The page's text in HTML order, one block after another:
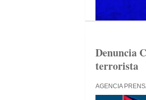
Denuncia
terrorista
AGENCIA